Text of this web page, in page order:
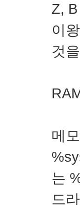
Z,
이
것
메
는
드